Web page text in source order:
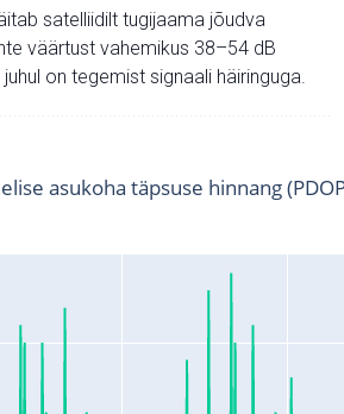
satelliidilt tugijaama jõudva
väärtust vahemikus 38–54 dB
on tegemist signaali häiringuga.
asukoha täpsuse hinnang